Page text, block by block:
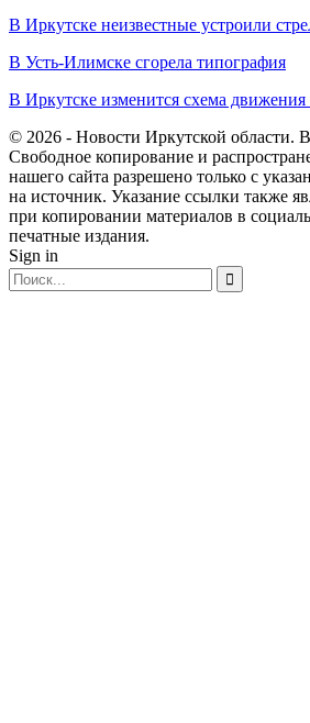
В Иркутске неизвестные устроили
В Усть-Илимске сгорела типография
В Иркутске изменится схема
© 2026 - Новости Иркутской области.
Свободное копирование и
нашего сайта разрешено только с
на источник. Указание ссылки также
при копировании материалов в
печатные издания.
Sign in